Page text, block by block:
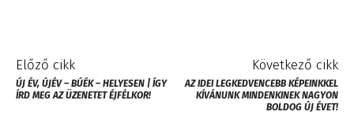
Előző cikk
ÚJ ÉV, ÚJÉV – BÚÉK – HELYESEN | ÍGY
ÍRD MEG AZ ÜZENETET ÉJFÉLKOR!
Következő cikk
AZ IDEI LEGKEDVENCEBB KÉPEINKKEL
KÍVÁNUNK MINDENKINEK NAGYON
BOLDOG ÚJ ÉVET!